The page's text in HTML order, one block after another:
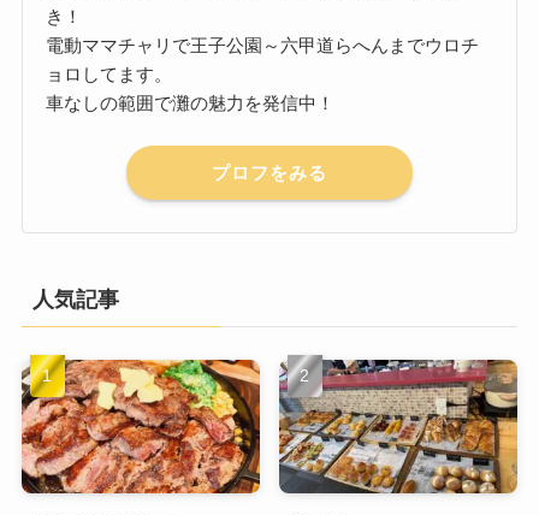
き！
電動ママチャリで王子公園～六甲道らへんまでウロチ
ョロしてます。
車なしの範囲で灘の魅力を発信中！
プロフをみる
人気記事